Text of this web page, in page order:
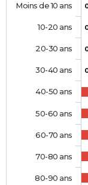
Moins de 10 ans
10-20 ans
20-30 ans
30-40 ans
40-50 ans
50-60 ans
60-70 ans
70-80 ans
80-90 ans